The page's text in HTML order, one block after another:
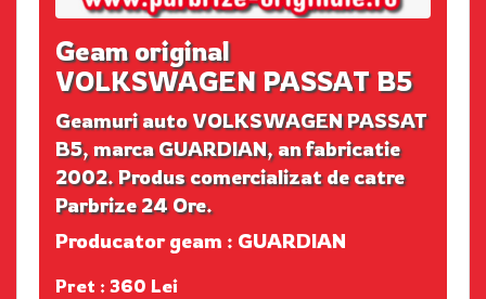
Geam original
VOLKSWAGEN PASSAT B5
Geamuri auto VOLKSWAGEN PASSAT
B5, marca GUARDIAN, an fabricatie
2002. Produs comercializat de catre
Parbrize 24 Ore.
Producator geam : GUARDIAN
Pret : 360 Lei